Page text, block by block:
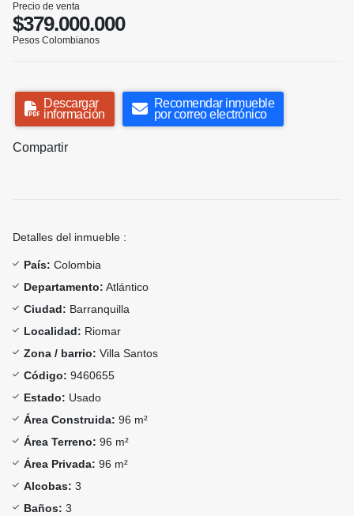
Precio de venta
$379.000.000
Pesos Colombianos
Descargar
información
Recomendar inmueble
por correo electrónico
Compartir
Detalles del inmueble :
País: Colombia
Departamento: Atlántico
Ciudad: Barranquilla
Localidad: Riomar
Zona / barrio: Villa Santos
Código: 9460655
Estado: Usado
Área Construida: 96 m²
Área Terreno: 96 m²
Área Privada: 96 m²
Alcobas: 3
Baños: 3